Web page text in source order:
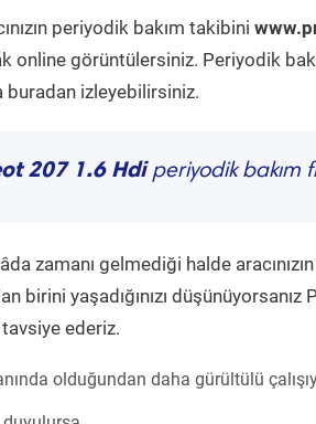
periyodik bakım takibini
online görüntülersiniz. Periyodik
buradan izleyebilirsiniz.
207 1.6 Hdiperiyodik bakım
zamanı gelmediği halde
birini yaşadığınızı
ederiz.
olduğundan daha gürültülü